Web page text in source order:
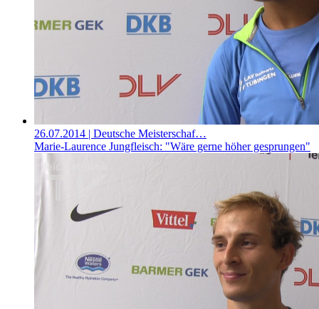
26.07.2014 | Deutsche Meisterschaf…
Marie-Laurence Jungfleisch: "Wäre gerne höher gesprungen"